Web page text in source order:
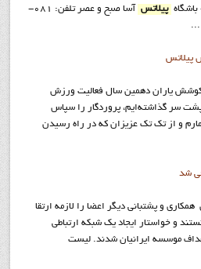
پیلاتس
آسا صبح و عصر تلفن: 081-
پيلاتس
کوشش یاران دهمین سال فعالیت ورزش
پشت سر گذاشته‌ایم، پروردگار را سپاس
و از تک تک عزیزان که در راه رسیدن
شد
و پشتبانی دیگر اعضا را لازمه ارتقا
و خواستار ایجاد یک شبکه ارتباطی
موسسه ایرانیان شدند. ليست